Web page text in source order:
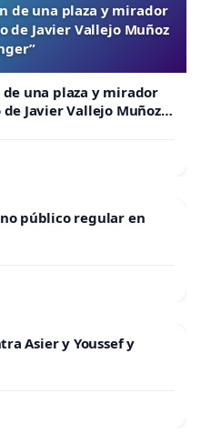
de una plaza y mirador
de Javier Vallejo Muñoz
una plaza y mirador
Javier Vallejo Muñoz
público regular en
Asier y Youssef y